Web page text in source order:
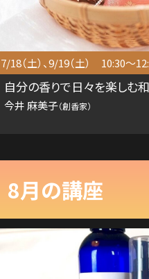
7/18（土）、9/19（土） 10:30～
自分の香りで日々を楽しむ
今井 麻美子（創香家）
8月の講座